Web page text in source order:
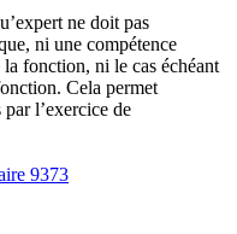
ne doit pas
ni une compétence
fonction, ni le cas échéant
Cela permet
par l’exercice de
9373